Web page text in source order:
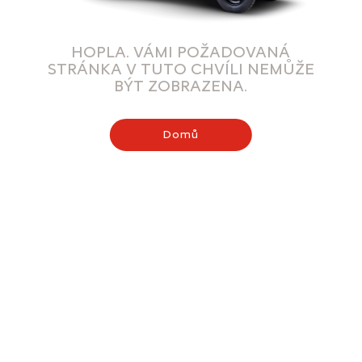
HOPLA. VÁMI POŽADOVANÁ
STRÁNKA V TUTO CHVÍLI NEMŮŽE
BÝT ZOBRAZENA.
Domů